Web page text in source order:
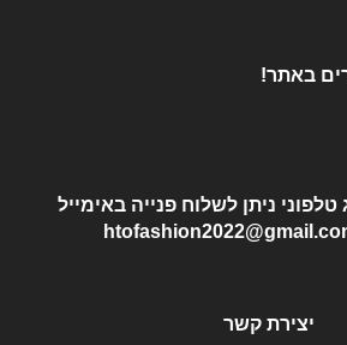
באתר!
ניתן לשלוח פנייה באימייל
יצירת קשר